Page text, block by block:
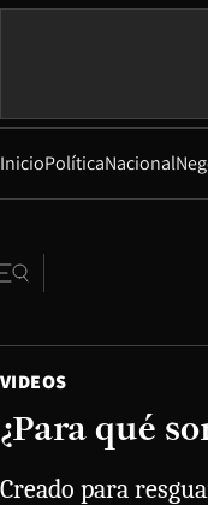
InicioPolíticaNacional
VIDEOS
¿Para qué
Creado para